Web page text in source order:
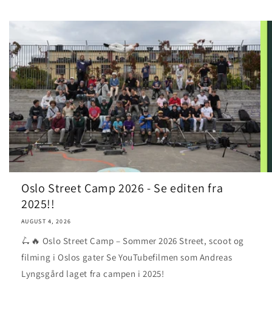
Oslo Street Camp 2026 - Se editen fra
2025!!
AUGUST 4, 2026
🛴🔥 Oslo Street Camp – Sommer 2026 Street, scoot og
filming i Oslos gater Se YouTubefilmen som Andreas
Lyngsgård laget fra campen i 2025!